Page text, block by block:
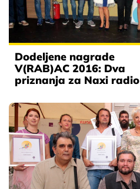
Dodeljene nagrade
V(RAB)AC 2016: Dva
priznanja za Naxi radio